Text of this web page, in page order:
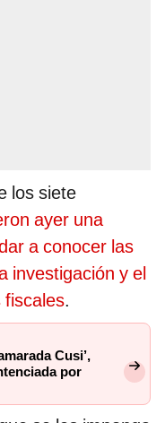
los siete
ayer una
a conocer las
investigación y el
fiscales.
Cusi’,
por